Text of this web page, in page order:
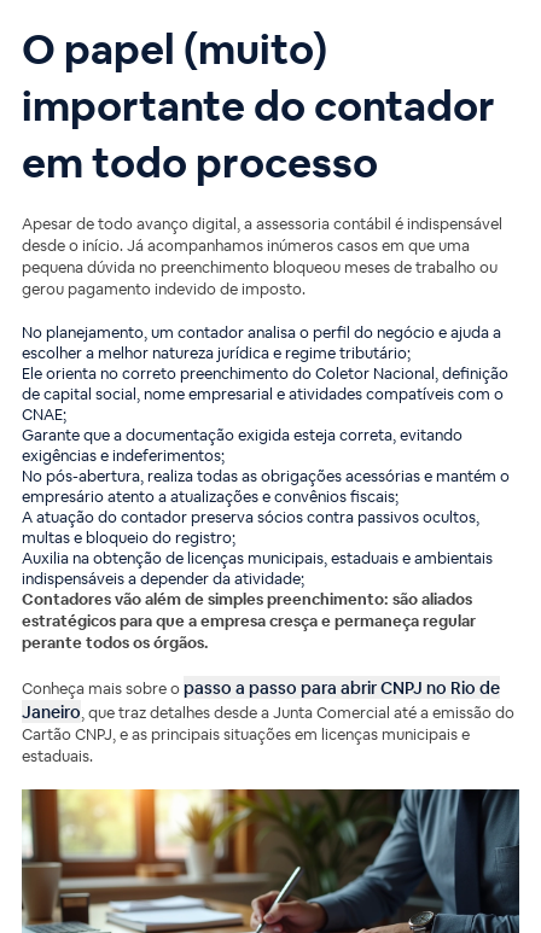
O papel (muito)
importante do contador
em todo processo
Apesar de todo avanço digital, a assessoria contábil é indispensável
desde o início. Já acompanhamos inúmeros casos em que uma
pequena dúvida no preenchimento bloqueou meses de trabalho ou
gerou pagamento indevido de imposto.
No planejamento, um contador analisa o perfil do negócio e ajuda a
escolher a melhor natureza jurídica e regime tributário;
Ele orienta no correto preenchimento do Coletor Nacional, definição
de capital social, nome empresarial e atividades compatíveis com o
CNAE;
Garante que a documentação exigida esteja correta, evitando
exigências e indeferimentos;
No pós-abertura, realiza todas as obrigações acessórias e mantém o
empresário atento a atualizações e convênios fiscais;
A atuação do contador preserva sócios contra passivos ocultos,
multas e bloqueio do registro;
Auxilia na obtenção de licenças municipais, estaduais e ambientais
indispensáveis a depender da atividade;
Contadores vão além de simples preenchimento: são aliados
estratégicos para que a empresa cresça e permaneça regular
perante todos os órgãos.
Conheça mais sobre opasso a passo para abrir CNPJ no Rio de
Janeiro, que traz detalhes desde a Junta Comercial até a emissão do
Cartão CNPJ, e as principais situações em licenças municipais e
estaduais.